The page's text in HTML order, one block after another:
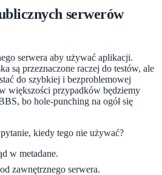
serwerów
serwera aby używać aplikacji.
są przeznaczone raczej do testów, ale
do szybkiej i bezproblemowej
większości przypadków będziemy
bo hole-punching na ogół się
kiedy tego nie używać?
w metadane.
zawnętrznego serwera.